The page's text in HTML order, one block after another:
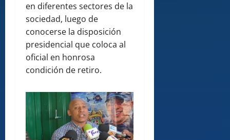
en diferentes sectores de la
sociedad, luego de
conocerse la disposición
presidencial que coloca al
oficial en honrosa
condición de retiro.